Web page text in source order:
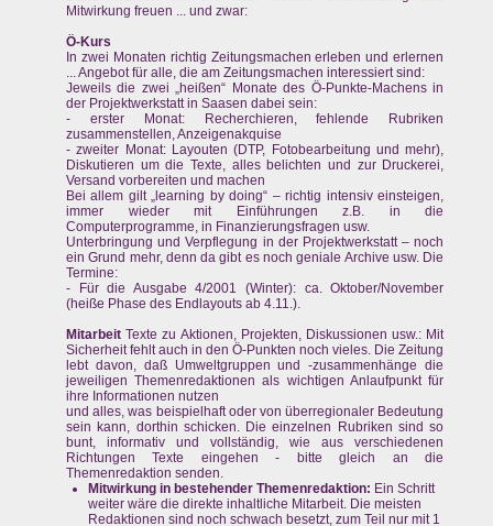
Mitwirkung freuen ... und zwar:
Ö-Kurs
In zwei Monaten richtig Zeitungsmachen erleben und erlernen
... Angebot für alle, die am Zeitungsmachen interessiert sind:
Jeweils die zwei „heißen“ Monate des Ö-Punkte-Machens in
der Projektwerkstatt in Saasen dabei sein:
- erster Monat: Recherchieren, fehlende Rubriken
zusammenstellen, Anzeigenakquise
- zweiter Monat: Layouten (DTP, Fotobearbeitung und mehr),
Diskutieren um die Texte, alles belichten und zur Druckerei,
Versand vorbereiten und machen
Bei allem gilt „learning by doing“ – richtig intensiv einsteigen,
immer wieder mit Einführungen z.B. in die
Computerprogramme, in Finanzierungsfragen usw.
Unterbringung und Verpflegung in der Projektwerkstatt – noch
ein Grund mehr, denn da gibt es noch geniale Archive usw. Die
Termine:
- Für die Ausgabe 4/2001 (Winter): ca. Oktober/November
(heiße Phase des Endlayouts ab 4.11.).
Mitarbeit Texte zu Aktionen, Projekten, Diskussionen usw.: Mit
Sicherheit fehlt auch in den Ö-Punkten noch vieles. Die Zeitung
lebt davon, daß Umweltgruppen und -zusammenhänge die
jeweiligen Themenredaktionen als wichtigen Anlaufpunkt für
ihre Informationen nutzen
und alles, was beispielhaft oder von überregionaler Bedeutung
sein kann, dorthin schicken. Die einzelnen Rubriken sind so
bunt, informativ und vollständig, wie aus verschiedenen
Richtungen Texte eingehen - bitte gleich an die
Themenredaktion senden.
Mitwirkung in bestehender Themenredaktion: Ein Schritt
weiter wäre die direkte inhaltliche Mitarbeit. Die meisten
Redaktionen sind noch schwach besetzt, zum Teil nur mit 1